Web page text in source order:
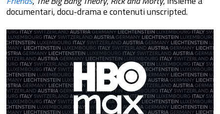
documentari, docu-drama e contenuti unscripted.